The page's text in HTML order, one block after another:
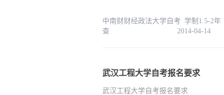
中南财财经政法大学自考 学制1.5-2年
查 2014-04-14
武汉工程大学自考报名要求
武汉工程大学自考报名要求